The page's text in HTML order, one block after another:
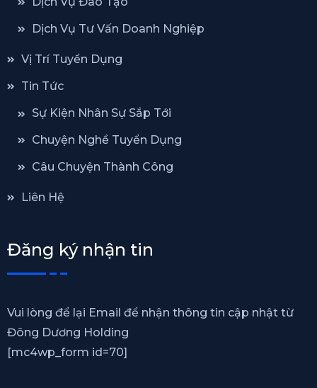
Dịch Vụ Tư Vấn Doanh Nghiệp
Vị Trí Tuyển Dụng
Tin Tức
Sự Kiện Nhân Sự Sắp Tới
Chuyện Nghề Tuyển Dụng
Câu Chuyện Thành Công
Liên Hệ
Đăng ký nhận tin
Vui lòng để lại Email để nhận thông tin cập nhật từ
Đông Dương Holding
[mc4wp_form id=70]